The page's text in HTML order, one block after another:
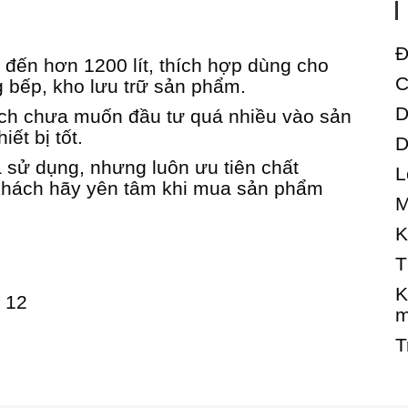
hơn 1200 lít, thích hợp dùng cho
kho lưu trữ sản phẩm.
chưa muốn đầu tư quá nhiều vào sản
bị tốt.
sử dụng, nhưng luôn ưu tiên chất
hãy yên tâm khi mua sản phẩm
12